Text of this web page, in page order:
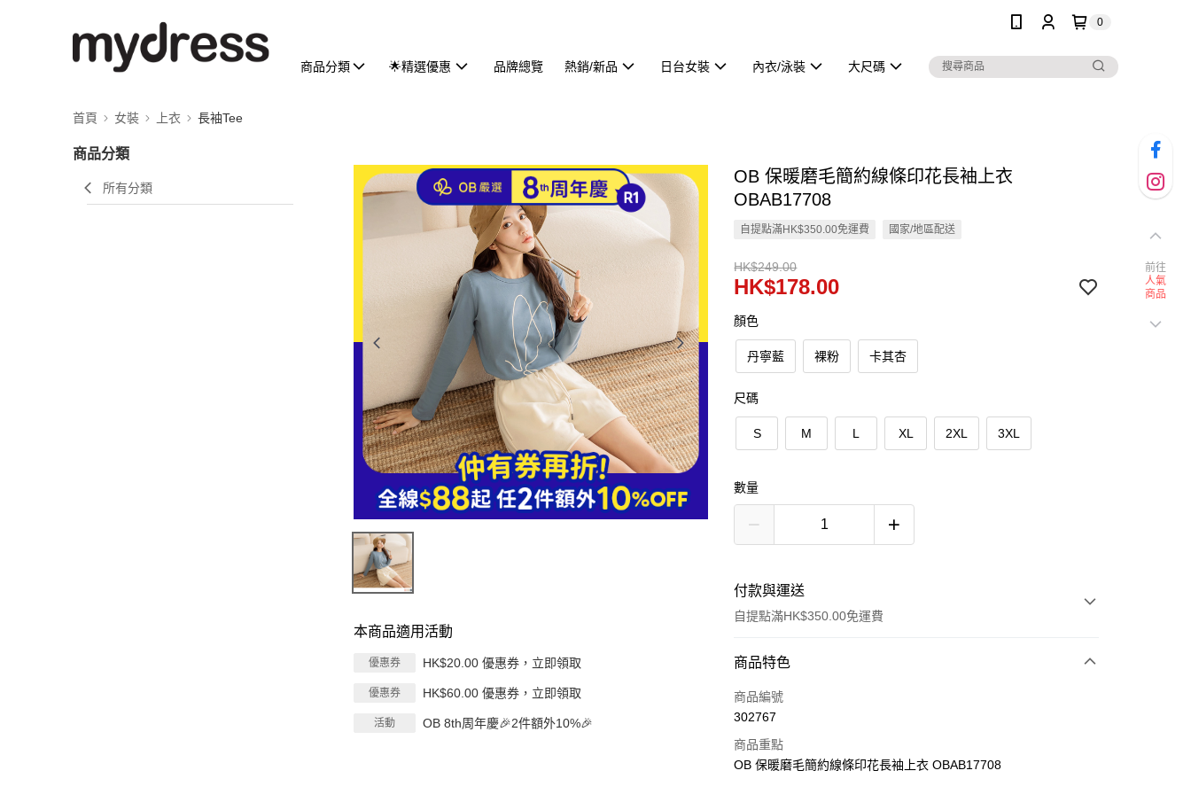
0
商品分類 🌟精選優惠 品牌總覽 熱銷/新品 日台女裝 內衣/泳裝 大尺碼
首頁 女裝 上衣 長袖Tee
商品分類
所有分類
本商品適用活動
優惠券 HK$20.00 優惠券，立即領取
優惠券 HK$60.00 優惠券，立即領取
活動 OB 8th周年慶🎉2件額外10%🎉
OB 保暖磨毛簡約線條印花長袖上衣
OBAB17708
自提點滿HK$350.00免運費 國家/地區配送
HK$249.00
HK$178.00
顏色
丹寧藍 裸粉 卡其杏
尺碼
S M L XL 2XL 3XL
數量
付款與運送
自提點滿HK$350.00免運費
付款方式
信用卡
AlipayHK
商品特色
商品編號
302767
商品重點
OB 保暖磨毛簡約線條印花長袖上衣 OBAB17708
前往
人氣
商品